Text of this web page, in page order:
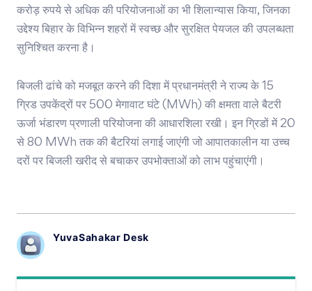
करोड़ रुपये से अधिक की परियोजनाओं का भी शिलान्यास किया, जिनका
उद्देश्य बिहार के विभिन्न शहरों में स्वच्छ और सुरक्षित पेयजल की उपलब्धता
सुनिश्चित करना है।
बिजली ढांचे को मजबूत करने की दिशा में प्रधानमंत्री ने राज्य के 15
ग्रिड उपकेंद्रों पर 500 मेगावाट घंटे (MWh) की क्षमता वाले बैटरी
ऊर्जा भंडारण प्रणाली परियोजना की आधारशिला रखी। इन ग्रिडों में 20
से 80 MWh तक की बैटरियां लगाई जाएंगी जो आपातकालीन या उच्च
दरों पर बिजली खरीद से बचाकर उपभोक्ताओं को लाभ पहुंचाएंगी।
YuvaSahakar Desk